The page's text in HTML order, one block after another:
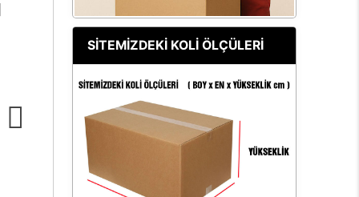
SİTEMİZDEKİ KOLİ ÖLÇÜLERİ